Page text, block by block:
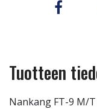
Tuotteen
Nankang FT-9 M/